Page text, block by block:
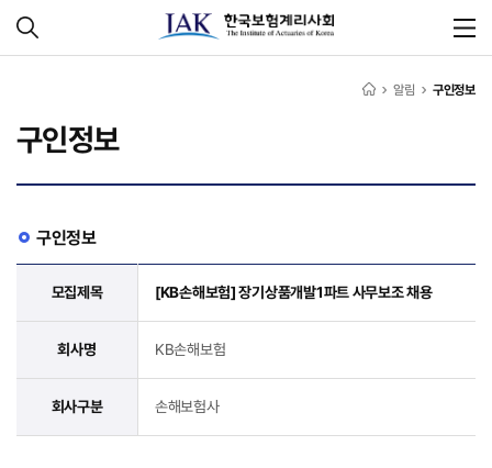
알림 구인정보
구인정보
구인정보
모집제목 [KB손해보험] 장기상품개발1파트 사무보조 채용
회사명 KB손해보험
회사구분 손해보험사